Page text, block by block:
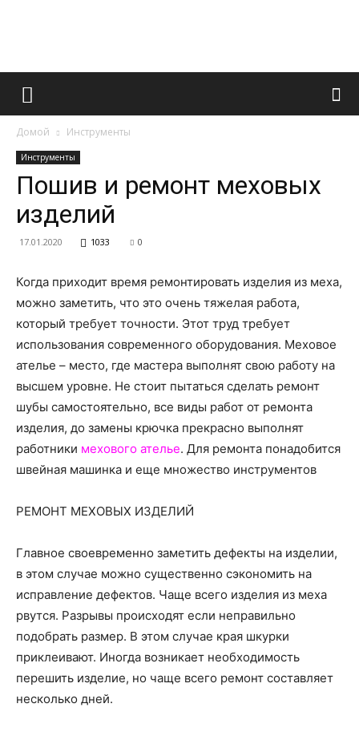
Французский
все
о
нем
Домой Инструменты
Инструменты
Пошив и ремонт меховых
изделий
17.01.2020 1033 0
Когда приходит время ремонтировать изделия из меха,
можно заметить, что это очень тяжелая работа,
который требует точности. Этот труд требует
использования современного оборудования. Меховое
ателье – место, где мастера выполнят свою работу на
высшем уровне. Не стоит пытаться сделать ремонт
шубы самостоятельно, все виды работ от ремонта
изделия, до замены крючка прекрасно выполнят
работники мехового ателье. Для ремонта понадобится
швейная машинка и еще множество инструментов
РЕМОНТ МЕХОВЫХ ИЗДЕЛИЙ
Главное своевременно заметить дефекты на изделии,
в этом случае можно существенно сэкономить на
исправление дефектов. Чаще всего изделия из меха
рвутся. Разрывы происходят если неправильно
подобрать размер. В этом случае края шкурки
приклеивают. Иногда возникает необходимость
перешить изделие, но чаще всего ремонт составляет
несколько дней.